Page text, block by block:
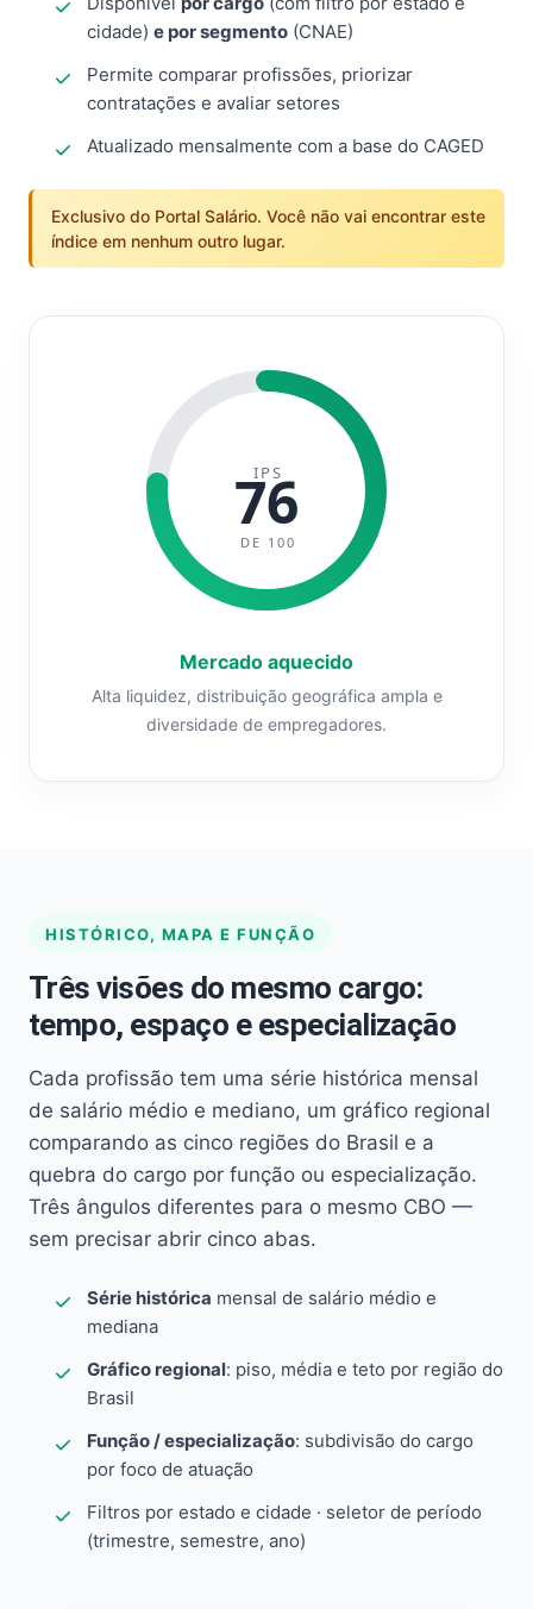
cidade) e por segmento (CNAE)
Permite comparar profissões, priorizar
contratações e avaliar setores
Atualizado mensalmente com a base do CAGED
Exclusivo do Portal Salário. Você não vai encontrar este
índice em nenhum outro lugar.
IPS
76
DE 100
Mercado aquecido
Alta liquidez, distribuição geográfica ampla e
diversidade de empregadores.
HISTÓRICO, MAPA E FUNÇÃO
Três visões do mesmo cargo:
tempo, espaço e especialização
Cada profissão tem uma série histórica mensal
de salário médio e mediano, um gráfico regional
comparando as cinco regiões do Brasil e a
quebra do cargo por função ou especialização.
Três ângulos diferentes para o mesmo CBO —
sem precisar abrir cinco abas.
Série histórica mensal de salário médio e
mediana
Gráfico regional: piso, média e teto por região do
Brasil
Função / especialização: subdivisão do cargo
por foco de atuação
Filtros por estado e cidade · seletor de período
(trimestre, semestre, ano)